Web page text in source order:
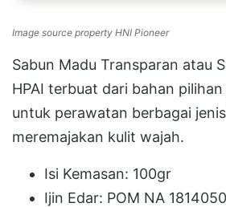
Image source property HNI Pioneer
Sabun Madu Transparan atau
HPAI terbuat dari bahan
untuk perawatan berbagai
meremajakan kulit wajah.
Isi Kemasan: 100gr
Ijin Edar: POM NA